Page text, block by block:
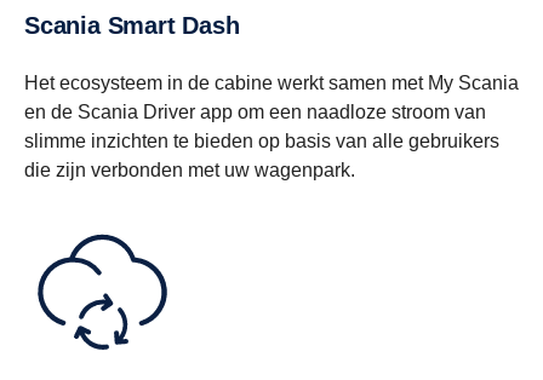
Scania Smart Dash
Het ecosysteem in de cabine werkt samen met My Scania
en de Scania Driver app om een naadloze stroom van
slimme inzichten te bieden op basis van alle gebruikers
die zijn verbonden met uw wagenpark.